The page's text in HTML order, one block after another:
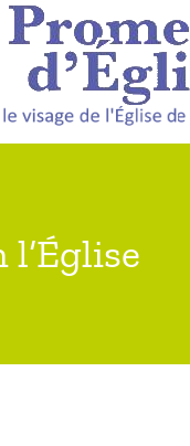
l’Église